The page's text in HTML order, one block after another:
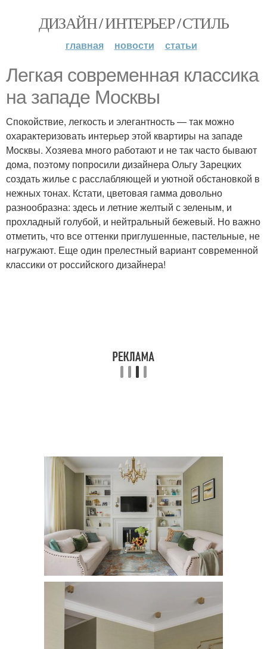
ДИЗАЙН / ИНТЕРЬЕР / СТИЛЬ
главная новости статьи
Легкая современная классика
на западе Москвы
Спокойствие, легкость и элегантность — так можно
охарактеризовать интерьер этой квартиры на западе
Москвы. Хозяева много работают и не так часто бывают
дома, поэтому попросили дизайнера Ольгу Зарецких
создать жилье с расслабляющей и уютной обстановкой в
нежных тонах. Кстати, цветовая гамма довольно
разнообразна: здесь и летние желтый с зеленым, и
прохладный голубой, и нейтральный бежевый. Но важно
отметить, что все оттенки приглушенные, пастельные, не
нагружают. Еще один прелестный вариант современной
классики от российского дизайнера!